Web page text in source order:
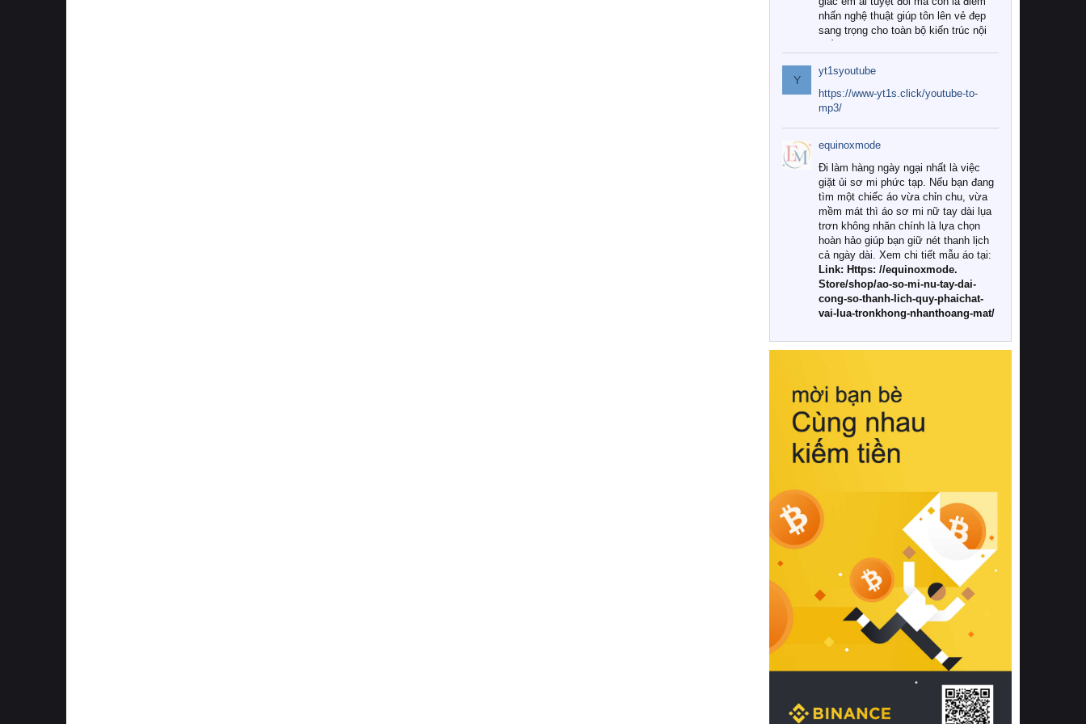
nhấn nghệ thuật giúp tôn lên vẻ đẹp
sang trọng cho toàn bộ kiến trúc nội
Tuy nhiên, giữa thị trường đa dạng
với vô vàn thương hiệu và mẫu mã
như hiện nay, làm thế nào để chọn
được những bộ chăn ga gối đệm cao
cấp thực sự chất lượng, phù hợp với
khí hậu và nhu cầu sử dụng của gia
đình? Hãy cùng chúng tôi đi tìm lời
giải đáp chi tiết qua bài viết dưới đây.
1. Tại sao các gia đình hiện đại lại ưa
chuộng chăn ga gối đệm cao cấp?
Khác với các dòng sản phẩm thông
thường, những bộ chăn ga gối đệm
cao cấp trải qua quy trình sản xuất
nghiêm ngặt từ khâu chọn lọc nguyên
liệu tự nhiên đến công nghệ dệt
nhuộm hiện đại không chứa hóa chất
này, bạn sẽ cảm nhận rõ rệt sự khác
hồi chuẩn xác của phần đệm nâng đỡ
cột sống.
Bên cạnh đó, việc lựa chọn các dòng
sản phẩm đạt chuẩn chất lượng quốc
tế còn giúp ngăn ngừa tình trạng kích
khuẩn và nấm mốc trong điều kiện
thời tiết nóng ẩm. Bạn có thể tìm hiểu
thêm các nghiên cứu khoa học về tác
động của giấc ngủ và môi trường
phòng ngủ đối với sức khỏe con
người tại Sleep Foundation (External
Link) để có cái nhìn toàn diện hơn.
2. Các tiêu chí vàng khi lựa chọn
chăn ga gối đệm cao cấp cho phòng
ngủ
Để sở hữu một bộ chăn ga gối đệm
cao cấp hoàn hảo cả về thẩm mỹ lẫn
công năng, người tiêu dùng cần cân
nhắc kỹ lưỡng các tiêu chí quan trọng
Y
yt1syoutube
https://www-yt1s.click/youtube-to-
mp3/
equinoxmode
Đi làm hàng ngày ngại nhất là việc
giặt ủi sơ mi phức tạp. Nếu bạn đang
tìm một chiếc áo vừa chỉn chu, vừa
mềm mát thì áo sơ mi nữ tay dài lụa
trơn không nhăn chính là lựa chọn
hoàn hảo giúp bạn giữ nét thanh lịch
cả ngày dài. Xem chi tiết mẫu áo tại:
Link: Https: //equinoxmode.
Store/shop/ao-so-mi-nu-tay-dai-
cong-so-thanh-lich-quy-phaichat-
vai-lua-tronkhong-nhanthoang-mat/